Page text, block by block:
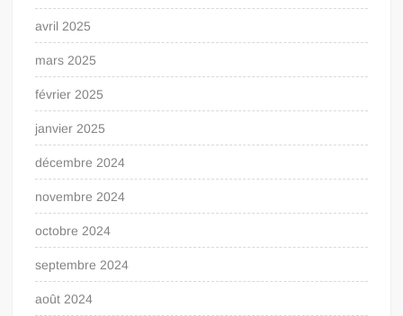
avril 2025
mars 2025
février 2025
janvier 2025
décembre 2024
novembre 2024
octobre 2024
septembre 2024
août 2024